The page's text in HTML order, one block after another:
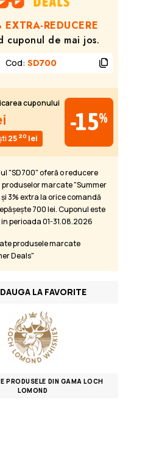
EXTRA-REDUCERE
cuponul de mai jos.
Cod: SD700
cuponului
25 20 lei
-15%
"SD700" oferă o reducere
produselor marcate "Summer
3% extra la orice comandă
700 lei. Cuponul este
perioada 01-31.08.2026
produsele marcate
Deals"
LA FAVORITE
PRODUSELE DIN GAMA LOCH
LOMOND